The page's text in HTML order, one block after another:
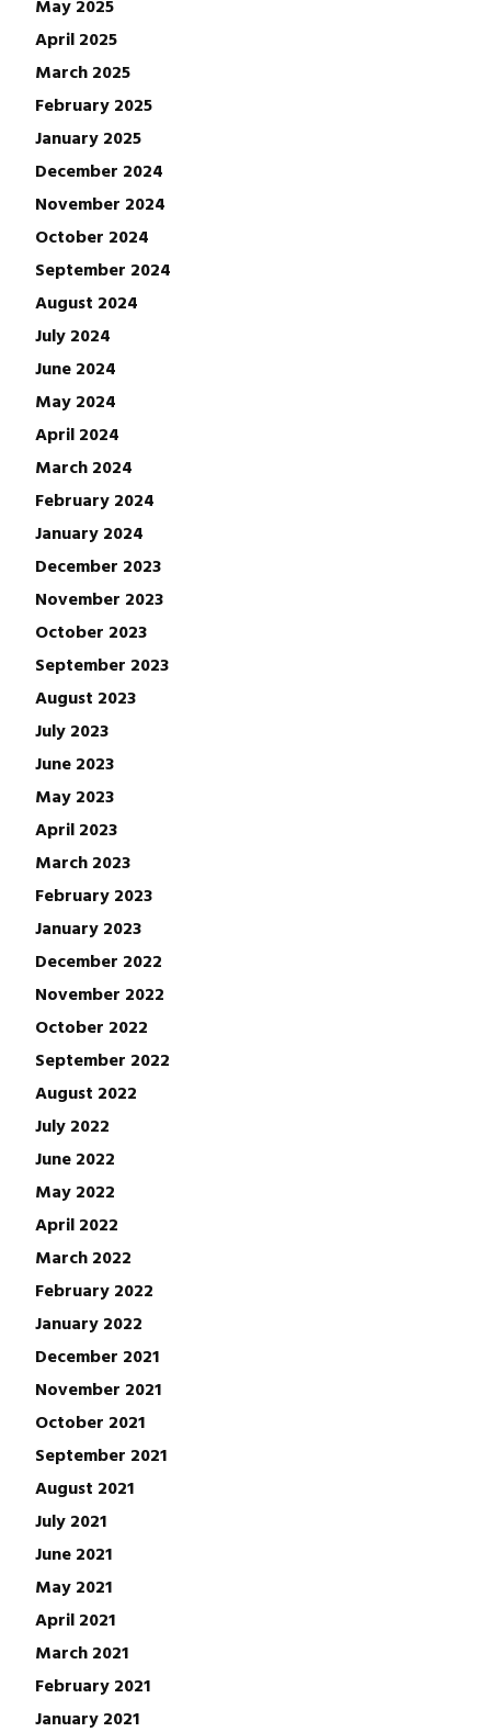
May 2025
April 2025
March 2025
February 2025
January 2025
December 2024
November 2024
October 2024
September 2024
August 2024
July 2024
June 2024
May 2024
April 2024
March 2024
February 2024
January 2024
December 2023
November 2023
October 2023
September 2023
August 2023
July 2023
June 2023
May 2023
April 2023
March 2023
February 2023
January 2023
December 2022
November 2022
October 2022
September 2022
August 2022
July 2022
June 2022
May 2022
April 2022
March 2022
February 2022
January 2022
December 2021
November 2021
October 2021
September 2021
August 2021
July 2021
June 2021
May 2021
April 2021
March 2021
February 2021
January 2021